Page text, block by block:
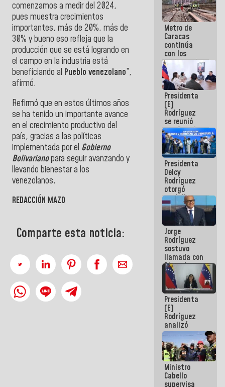
comenzamos a medir del 2024,
pues muestra crecimientos
importantes, más de 20%, más de
30% y bueno eso refleja que la
producción que se está logrando en
el campo en la industria está
beneficiando al Pueblo venezolano”,
afirmó.
Refirmó que en estos últimos años
se ha tenido un importante avance
en el crecimiento productivo del
país, gracias a las políticas
implementada por el Gobierno
Bolivarianopara seguir avanzando y
llevando bienestar a los
venezolanos.
REDACCIÓN MAZO
Comparte esta noticia:
Pueblo
Metro de
Caracas
continúa
con los
trabajos de
mantenimiento
e inspección
en la Línea 2
Presidenta
(E)
Rodríguez
se reunió
con Estado
Mayor
Eléctrico
para
abordar
planes de
acción
Presidenta
Delcy
Rodríguez
otorgó
medalla
"Héroe de
Venezuela"
a servidores
públicos
Jorge
Rodríguez
sostuvo
llamada con
Dinorah
Figuera y
acuerdan
primer
encuentro
presencial
para el
diálogo
Presidenta
(E)
Rodríguez
analizó
junto a
gobernadores
planes de
recuperación
del Sistema
Eléctrico
Ministro
Cabello
supervisa